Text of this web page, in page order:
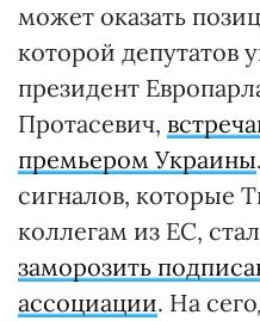
может оказать
которой депутатов
президент
Протасевич,
премьером Украины
сигналов, которые
коллегам из ЕС,
заморозить
ассоциации. На